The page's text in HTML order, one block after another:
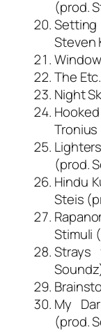
(prod.
Setting
Steven
The
Night
Tronius
(prod.
Hindu
Steis
Stimuli
Strays
My
(prod.